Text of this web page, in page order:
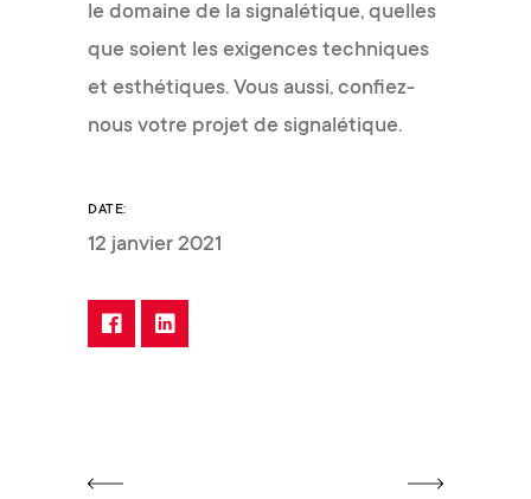
le domaine de la signalétique, quelles
que soient les exigences techniques
et esthétiques. Vous aussi, confiez-
nous votre projet de signalétique.
DATE:
12 janvier 2021